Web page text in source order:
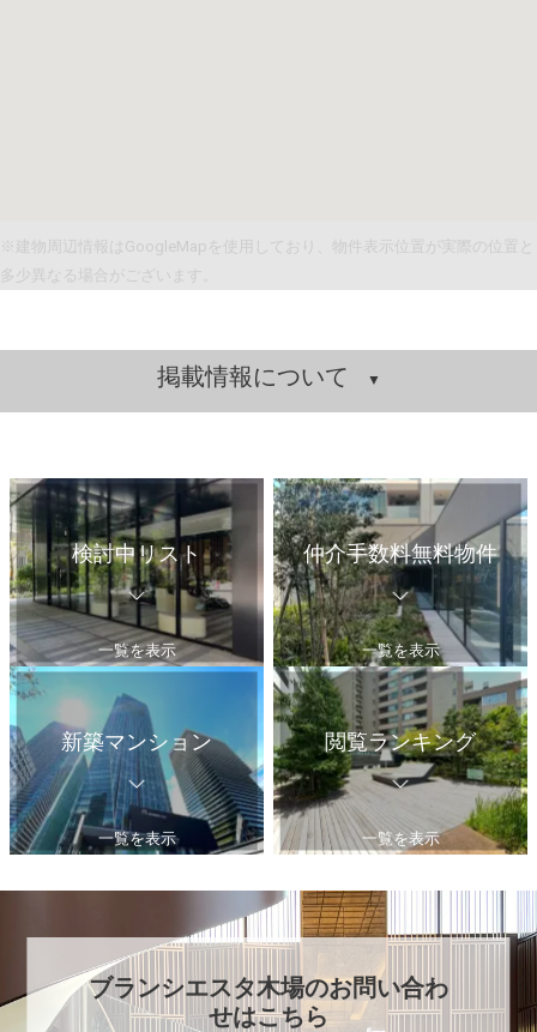
※建物周辺情報はGoogleMapを使用しており、物件表示位置が実際の位置と
多少異なる場合がございます。
掲載情報について
検討中リスト
一覧を表示
仲介手数料無料物件
一覧を表示
新築マンション
一覧を表示
閲覧ランキング
一覧を表示
ブランシエスタ木場のお問い合わ
せはこちら